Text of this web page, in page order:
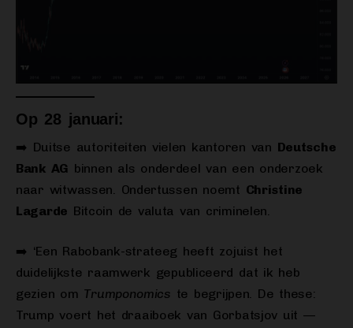
Op 28 januari:
➡️ Duitse autoriteiten vielen kantoren van Deutsche
Bank AG binnen als onderdeel van een onderzoek
naar witwassen. Ondertussen noemt Christine
Lagarde Bitcoin de valuta van criminelen.
➡️ ‘Een Rabobank-strateeg heeft zojuist het
duidelijkste raamwerk gepubliceerd dat ik heb
gezien om Trumponomics te begrijpen. De these:
Trump voert het draaiboek van Gorbatsjov uit —